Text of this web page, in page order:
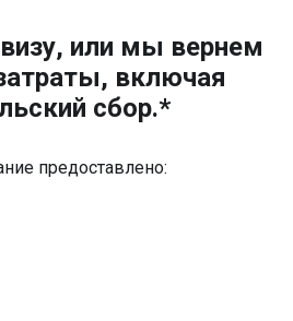
или мы вернем
включая
сбор.*
предоставлено: